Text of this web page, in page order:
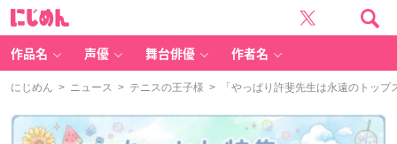
作品名 声優 舞台俳優 作者名
にじめん > ニュース > テニスの王子様 > 「やっぱり許斐先生は永遠のトップ